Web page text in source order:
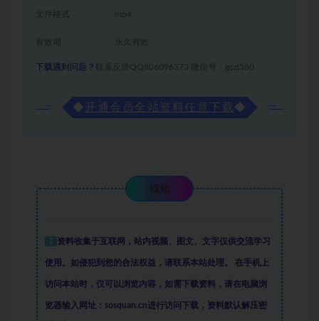
文件格式 mp4
有效期 永久有效
下载遇到问题？ 联系反馈QQ806096373 微信号：gczl580
◆ 开通会员全站资料任意下载◆
须知
1 资料收集于互联网 ， 站内视频、图文、文字仅供交流学习
使用。如侵犯到您的合法权益，请联系本站处理。 在手机上
访问本站时，仅可以浏览内容，如需下载资料，请在电脑浏
览器输入网址：sosquan.cn进行访问下载， 资料默认解压密